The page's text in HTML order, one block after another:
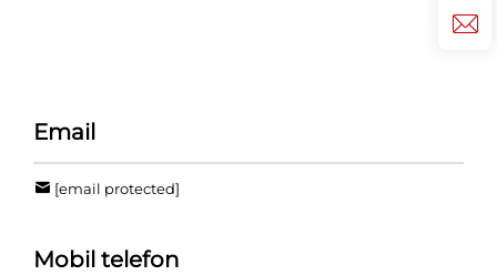
Email
[email protected]
Mobil telefon